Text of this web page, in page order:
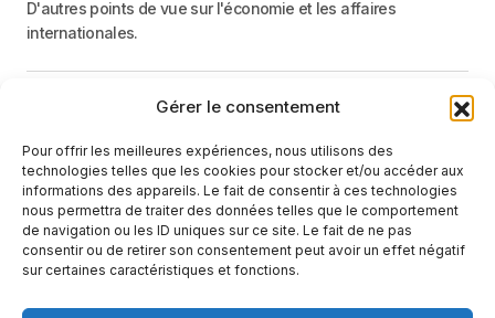
Gérer le consentement
Pour offrir les meilleures expériences, nous utilisons des
technologies telles que les cookies pour stocker et/ou accéder aux
informations des appareils. Le fait de consentir à ces technologies
nous permettra de traiter des données telles que le comportement
de navigation ou les ID uniques sur ce site. Le fait de ne pas
consentir ou de retirer son consentement peut avoir un effet négatif
sur certaines caractéristiques et fonctions.
D'autres points de vue sur l'économie et les affaires
internationales.
Catégories
Recevez une information neutre et factuelle
E-mail